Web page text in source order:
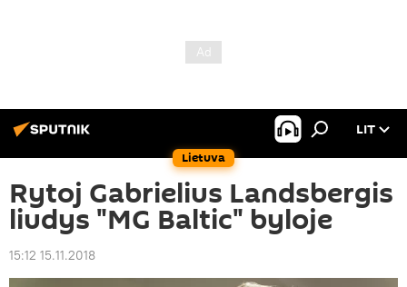
Lietuva
LIT
Rytoj Gabrielius Landsbergis
liudys "MG Baltic" byloje
15:12 15.11.2018